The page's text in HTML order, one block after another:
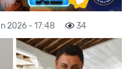
2026 - 17:48 34